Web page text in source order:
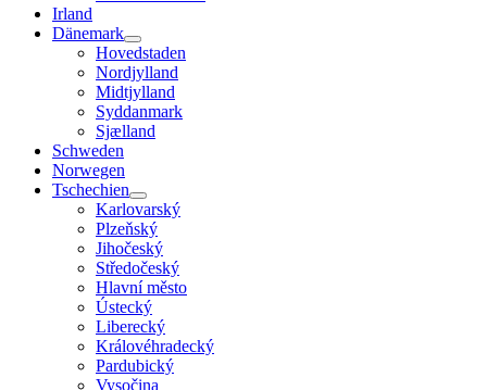
Irland
Dänemark
Hovedstaden
Nordjylland
Midtjylland
Syddanmark
Sjælland
Schweden
Norwegen
Tschechien
Karlovarský
Plzeňský
Jihočeský
Středočeský
Hlavní město
Ústecký
Liberecký
Královéhradecký
Pardubický
Vysočina